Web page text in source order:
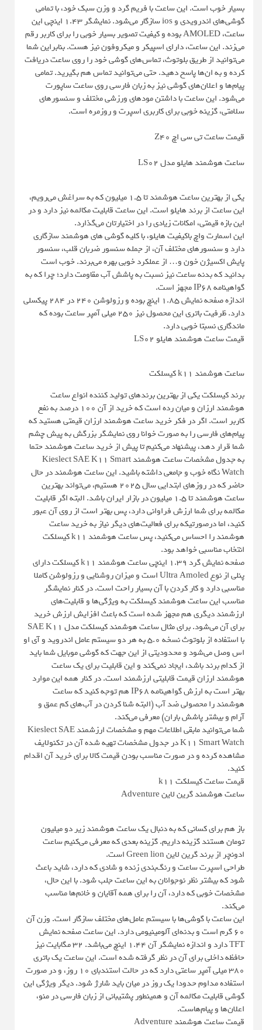
بسیار خوب است. این ساعت با فریم گرد و وزن سبک خود، با تمامی
گوشی‌های اندرویدی و ios سازگار می‌شود. نمایشگر ۱.۴۳ اینچی این
ساعت، AMOLED بوده و کیفیت تصویر بسیار خوبی را برای کاربر رقم
می‌زند. این ساعت، دارای اسپیکر و میکروفون نیز هست. بنابراین شما
می‌توانید از طریق بلوتوث، تماس‌های گوشی خود را روی ساعت دریافت
کرده و به ان‌ها پاسخ دهید. حتی می‌توانید تماس هم بگیرید. تمامی
پیام‌ها و اعلان‌های گوشی نیز به زبان فارسی روی ساعت ساپورت
می‌شود. این ساعت با داشتن مودهای ورزشی مختلف و سنسورهای
سلامتی، گزینه خوبی برای کاربری اسپرت و روزمره است.
قیمت ساعت تی سی اچ Z40
ساعت هوشمند هایلو مدل LS02
یکی از بهترین ساعت هوشمند تا 1.5 میلیون که به سراغش می‌رویم،
این ساعت از برند هایلو است. این ساعت قابلیت مکالمه نیز دارد و در
این بازه قیمتی، امکانات زیادی را در اختیارتان می‌گذارد.
این اسمارت واچ باکیفیت هایلو، با کلیه گوشی های هوشمند سازگاری
دارد و سنسورهای مختلف آن، از جمله سنسور ضربان قلب، سنسور
پایش اکسیژن خون و… از عملکرد خوبی بهره می‌برند. خوب است
بدانید که بدنه ساعت نیز نسبت به پاشش آب مقاومت دارد؛ چرا که به
گواهینامه IP68 مجهز است.
اندازه صفحه نمایش ۱.۸۵ اینچ بوده و رزولوشن ۲۴۰ در ۲۸۴ پیکسلی
دارد. ظرفیت باتری این محصول نیز ۲۵۰ میلی آمپر ساعت بوده که
ماندگاری نسبتا خوبی دارد.
قیمت ساعت هوشمند هایلو LS02
ساعت هوشمند k11 کیسلکت
برند کیسلکت یکی از بهترین برندهای تولید کننده انواع ساعت
هوشمند ارزان و میان رده است که خرید از آن ۱۰۰ درصد به نفع
کاربر است. اگر در فکر خرید ساعت هوشمند ارزان قیمتی هستید که
پیام‌های فارسی را به صورت خوانا روی نمایشگر بزرگش به پیش چشم
شما قرار دهد، پیشنهاد می‌کنیم تا پیش از خرید ساعت هوشمند حتما
به جدول مشخصات ساعت هوشمند Kieslect SAE K11 Smart
Watch نگاه خوب و جامعی داشته باشید. این ساعت هوشمند در حال
حاضر که در روزهای ابتدایی سال 2025 هستیم، می‌تواند بهترین
ساعت هوشمند تا 1.5 میلیون در بازار ایران باشد. البته اگر قابلیت
مکالمه برای شما ارزش فراوانی دارد، پس بهتر است از روی آن عبور
کنید، اما درصورتیکه برای فعالیت‌های دیگر نیاز به خرید ساعت
هوشمند را احساس می‌کنید، پس ساعت هوشمند k11 کیسلکت
انتخاب مناسبی خواهد بود.
صفحه نمایش گرد 1.39 اینچی ساعت هوشمند k11 کیسلکت دارای
پنلی از نوع Ultra Amoled است و میزان روشنایی و رزولوشن کاملا
مناسبی دارد و کار کردن با آن بسیار راحت است. در کنار نمایشگر
مناسب این ساعت هوشمند کیسلکت به ویژگی‌ها و قابلیت‌های
ارزشمند دیگری هم مجهز شده است که باعث افزایش ارزش خرید
برای آن می‌شود. برای مثال ساعت هوشمند کیسلکت مدل SAE K11
با استفاده از بلوتوث نسخه 5.0 به هر دو سیستم عامل اندروید و آی او
اس وصل می‌شود و محدودیتی از این جهت که گوشی موبایل شما باید
از کدام برند باشد، ایجاد نمی‌کند و این قابلیت برای یک ساعت
هوشمند ارزان قیمت قابلیتی ارزشمند است. در کنار همه این موارد
بهتر است به ارزش گواهینامه IP68 هم توجه کنید که ساعت
هوشمند را محصولی ضد آب (البته شنا کردن در آب‌های کم عمق و
آرام و بیشتر پاشش باران) معرفی می‌کند.
شما می‌توانید مابقی اطلاعات مهم و مشخصات ارزشمند Kieslect SAE
K11 Smart Watch در جدول مشخصات تهیه شده آن در تکنولایف
مشاهده کرده و در صورت مناسب بودن قیمت کالا برای خرید آن اقدام
کنید.
قیمت ساعت کیسلکت k11
ساعت هوشمند گرین لاین Adventure
باز هم برای کسانی که به دنبال یک ساعت هوشمند زیر دو میلیون
تومان هستند گزینه داریم. گزینه بعدی که معرفی می‌کنیم ساعت
ادونچر از برند گرین لاین Green lion است.
طراحی اسپرت ساعت و رنگ‌بندی زنده و شادی که دارد، شاید باعث
شود که بیشتر نظر نوجوانان به این ساعت جلب شود. با این حال،
مشخصات خوبی که دارد، آن را برای همه آقایان و خانم‌ها مناسب
می‌کند.
این ساعت با گوشی‌ها با سیستم عامل‌های مختلف سازگار است. وزن آن
۶۰ گرم است و بدنه‌ای آلومینیومی دارد. این ساعت صفحه نمایش
TFT دارد و اندازه نمایشگر آن ۱.۴۴ اینچ می‌باشد. ۳۲ مگابایت نیز
حافظه داخلی برای آن در نظر گرفته شده است. این ساعت یک باتری
۳۸۰ میلی آمپر ساعتی دارد که در حالت استندبای ۱۰ روز، و در صورت
استفاده مداوم حدودا یک روز در میان باید شارژ شود. دیگر ویژگی این
گوشی قابلیت مکالمه آن و همینطور پشتیبانی از زبان فارسی در منو،
اعلان‌ها و پیام‌هاست.
قیمت ساعت هوشمند Adventure